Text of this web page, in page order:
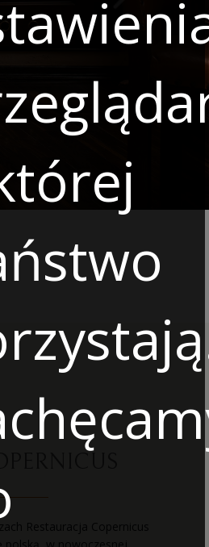
Restauracja Copernicus
polską, w nowoczesnej